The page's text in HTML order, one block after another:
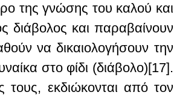
της γνώσης του καλού και
διάβολος και παραβαίνουν
να δικαιολογήσουν την
στο φίδι (διάβολο)[17].
εκδιώκονται από τον